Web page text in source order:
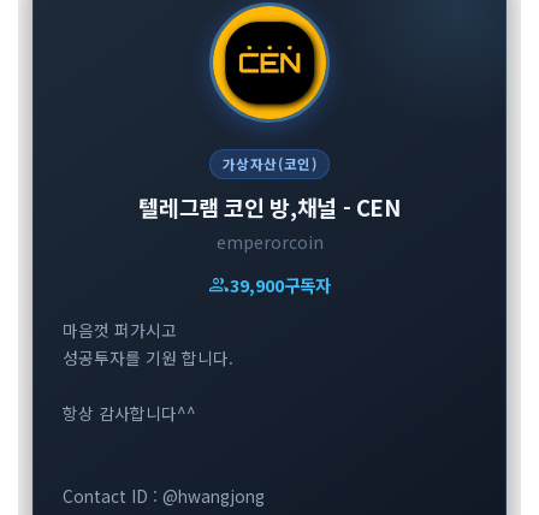
가상자산(코인)
텔레그램 코인 방,채널 - CEN
emperorcoin
group39,900구독자
마음껏 퍼가시고
성공투자를 기원 합니다.
항상 감사합니다^^
Contact ID : @hwangjong